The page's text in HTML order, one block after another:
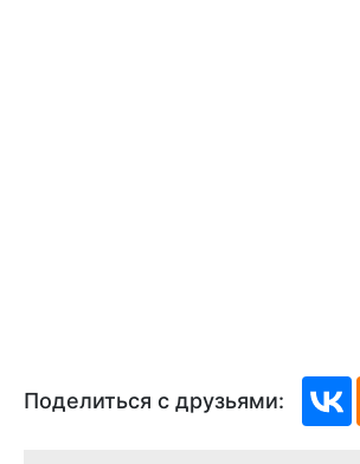
Поделиться с друзьями: